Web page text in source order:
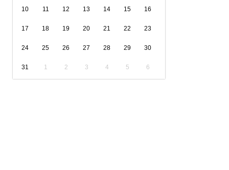
10 11 12 13 14 15 16
17 18 19 20 21 22 23
24 25 26 27 28 29 30
31 1 2 3 4 5 6